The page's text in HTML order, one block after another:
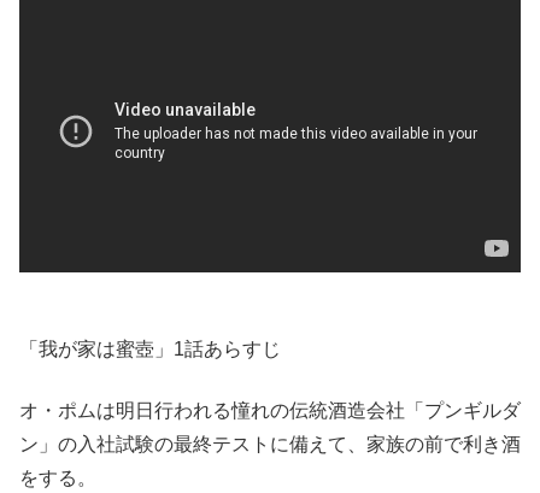
「我が家は蜜壺」1話あらすじ
オ・ポムは明日行われる憧れの伝統酒造会社「プンギルダ
ン」の入社試験の最終テストに備えて、家族の前で利き酒
をする。